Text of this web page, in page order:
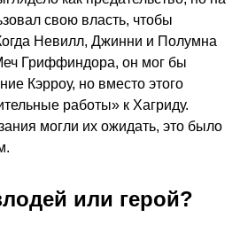
свою власть, чтобы
Невилл, Джинни и Полумна
Гриффиндора, он мог бы
Кэрроу, но вместо этого
работы» к Хагриду.
могли их ожидать, это было
или герой?